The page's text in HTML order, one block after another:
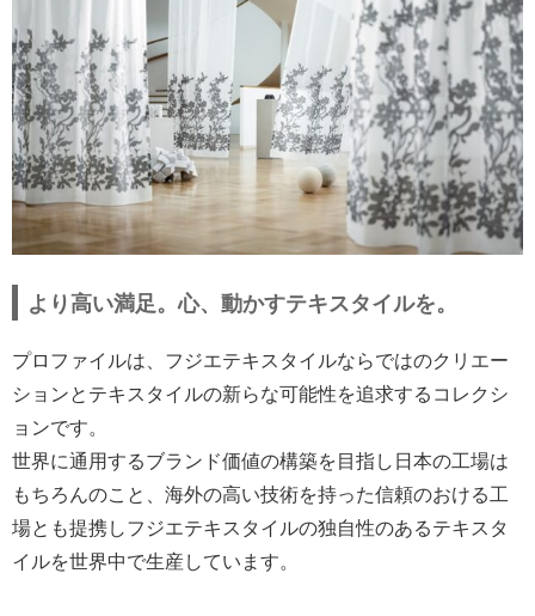
より高い満足。心、動かすテキスタイルを。
プロファイルは、フジエテキスタイルならではのクリエー
ションとテキスタイルの新らな可能性を追求するコレクシ
ョンです。
世界に通用するブランド価値の構築を目指し日本の工場は
もちろんのこと、海外の高い技術を持った信頼のおける工
場とも提携しフジエテキスタイルの独自性のあるテキスタ
イルを世界中で生産しています。